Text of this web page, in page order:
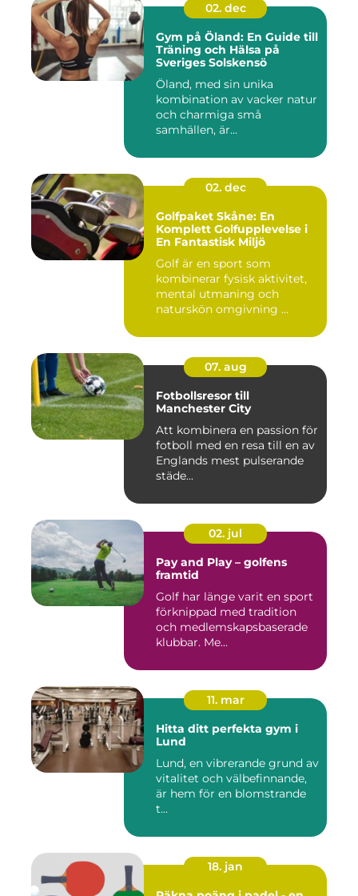
02. dec
Gym på Öland: En Guide till
Träning och Hälsa på
Sveriges Solskensö
Öland, med sin unika
kombination av vacker natur
och charmiga små
samhällen, är...
02. dec
Golfpaket Skåne: En
Komplett Golfupplevelse i
En Fantastisk Miljö
Golf är en sport som
kombinerar fysisk aktivitet,
mental utmaning och
naturskön omgivning ...
07. aug
Fotbollsresor till
Manchester City
Att kombinera en passion för
fotboll med en resa till en av
Englands mest pulserande
städe...
02. jul
Pay and Play – golfens
framtid
Golf har länge varit en sport
förknippad med tradition
och medlemskapsbaserade
klubbar. Me...
11. mar
Hitta ditt perfekta gym i
Lund
Lund, en vibrerande grund av
vitalitet och välbefinnande,
är hem för en blomstrande
t...
18. jan